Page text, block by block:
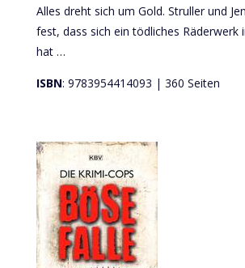
Alles dreht sich um Gold. Struller und
fest, dass sich ein tödliches Räderwerk
hat …
ISBN: 9783954414093 | 360 Seiten